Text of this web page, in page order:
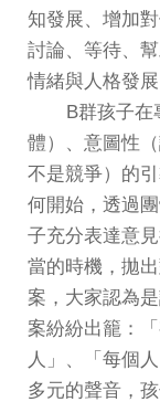
知發展、增加
討論、等待、
情緒與人格發
B群孩子在專
體）、意圖性
不是競爭）的
何開始，透過
子充分表達意
當的時機，拋
案，大家認為
案紛紛出籠：
人」、「每個
多元的聲音，